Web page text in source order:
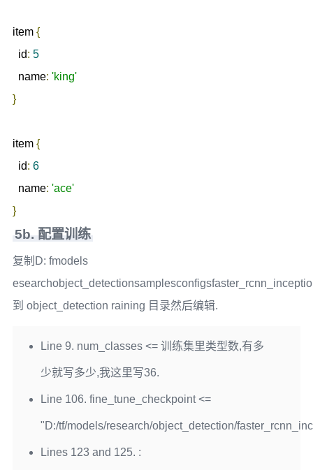
item {
  id
: 5
  name
: 'king'
}
item {
  id
: 6
  name
: 'ace'
}
5b. 配置训练
复制D: fmodels
到 object_detection raining 目录然后编辑.
Line 9. num_classes <= 训练集里类型数,有多
少就写多少,我这里写36.
Line 106. fine_tune_checkpoint <=
"D:/tf/models/research/object_detection/
Lines 123 and 125. :